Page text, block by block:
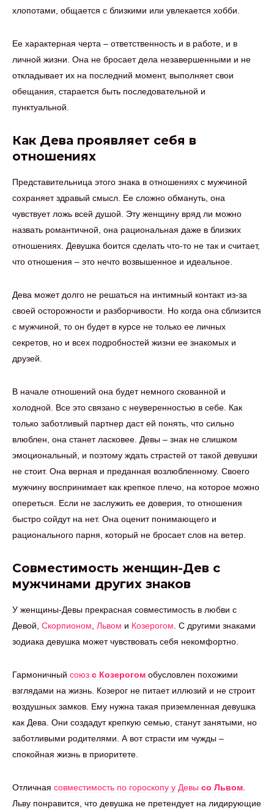
хлопотами, общается с близкими или увлекается хобби.
Ее характерная черта – ответственность и в работе, и в
личной жизни. Она не бросает дела незавершенными и не
откладывает их на последний момент, выполняет свои
обещания, старается быть последовательной и
пунктуальной.
Как Дева проявляет себя в
отношениях
Представительница этого знака в отношениях с мужчиной
сохраняет здравый смысл. Ее сложно обмануть, она
чувствует ложь всей душой. Эту женщину вряд ли можно
назвать романтичной, она рациональная даже в близких
отношениях. Девушка боится сделать что-то не так и считает,
что отношения – это нечто возвышенное и идеальное.
Дева может долго не решаться на интимный контакт из-за
своей осторожности и разборчивости. Но когда она сблизится
с мужчиной, то он будет в курсе не только ее личных
секретов, но и всех подробностей жизни ее знакомых и
друзей.
В начале отношений она будет немного скованной и
холодной. Все это связано с неуверенностью в себе. Как
только заботливый партнер даст ей понять, что сильно
влюблен, она станет ласковее. Девы – знак не слишком
эмоциональный, и поэтому ждать страстей от такой девушки
не стоит. Она верная и преданная возлюбленному. Своего
мужчину воспринимает как крепкое плечо, на которое можно
опереться. Если не заслужить ее доверия, то отношения
быстро сойдут на нет. Она оценит понимающего и
рационального парня, который не бросает слов на ветер.
Совместимость женщин-Дев с
мужчинами других знаков
У женщины-Девы прекрасная совместимость в любви с
Девой, Скорпионом Львом и Козерогом . С другими знаками
зодиака девушка может чувствовать себя некомфортно.
Гармоничный союз с Козерогом обусловлен похожими
взглядами на жизнь. Козерог не питает иллюзий и не строит
воздушных замков. Ему нужна такая приземленная девушка
как Дева. Они создадут крепкую семью, станут занятыми, но
заботливыми родителями. А вот страсти им чужды –
спокойная жизнь в приоритете.
Отличная совместимость по гороскопу у Девы со Львом
Льву понравится, что девушка не претендует на лидирующие